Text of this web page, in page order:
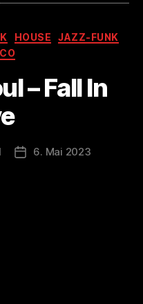
HOUSE
JAZZ-FUNK
– Fall In
Veröffentlichungsdatum
6. Mai 2023